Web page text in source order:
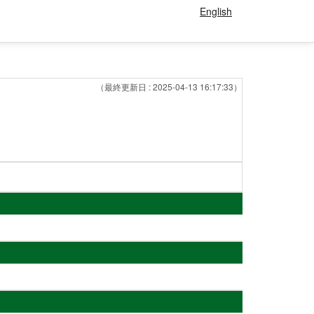
English
（最終更新日 : 2025-04-13 16:17:33）